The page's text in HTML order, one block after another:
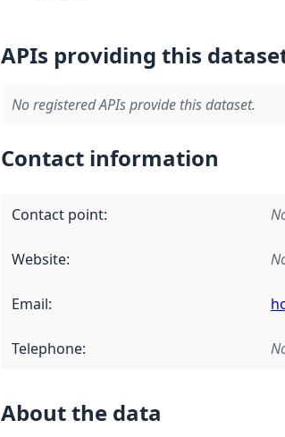
APIs providing this
No registered APIs provide this dataset.
Contact information
Contact point:
Website:
Email:
Telephone:
About the data